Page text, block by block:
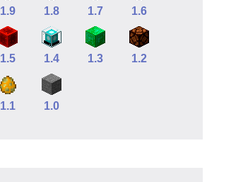
1.9 1.8 1.7 1.6
1.5 1.4 1.3 1.2
1.1 1.0